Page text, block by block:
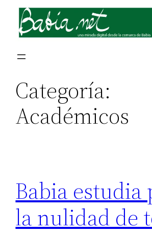
Saltar
contenido
Categoría:
Académicos
Babia estudia
la nulidad de